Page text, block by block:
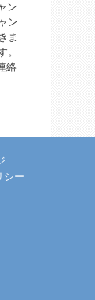
ン
ン
ま
。
絡
シー